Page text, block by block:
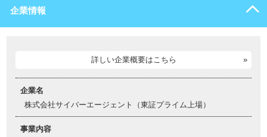
企業情報
詳しい企業概要はこちら
企業名
株式会社サイバーエージェント（東証プライム上場）
事業内容